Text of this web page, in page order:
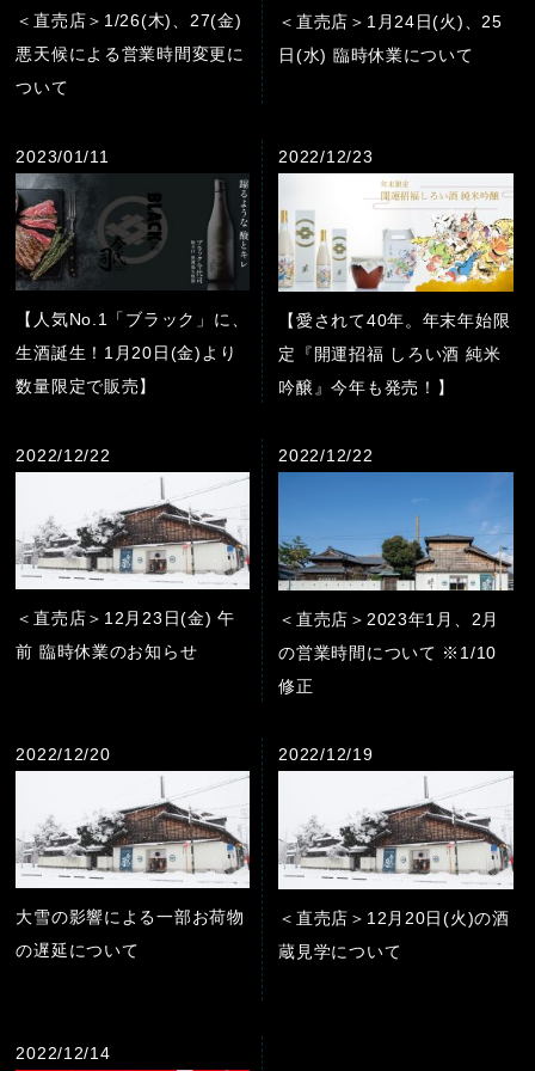
＜直売店＞1/26(木)、27(金)
悪天候による営業時間変更に
ついて
＜直売店＞1月24日(火)、25
日(水) 臨時休業について
2023/01/11
【人気No.1「ブラック」に、
生酒誕生！1月20日(金)より
数量限定で販売】
2022/12/23
【愛されて40年。年末年始限
定『開運招福 しろい酒 純米
吟醸』今年も発売！】
2022/12/22
＜直売店＞12月23日(金) 午
前 臨時休業のお知らせ
2022/12/22
＜直売店＞2023年1月、2月
の営業時間について ※1/10
修正
2022/12/20
大雪の影響による一部お荷物
の遅延について
2022/12/19
＜直売店＞12月20日(火)の酒
蔵見学について
2022/12/14